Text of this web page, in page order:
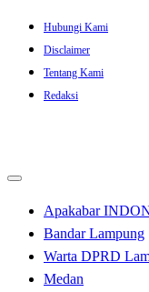
Skip
content
Hubungi Kami
Disclaimer
Tentang Kami
Redaksi
Apakabar
Bandar Lampung
Warta DPRD
Medan